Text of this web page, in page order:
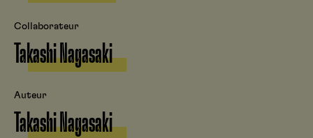
Collaborateur
Takashi Nagasaki
Auteur
Takashi Nagasaki